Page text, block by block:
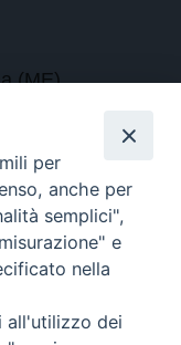
(ME)
alle 12.30
per
anche per
semplici",
e
nella
all'utilizzo dei